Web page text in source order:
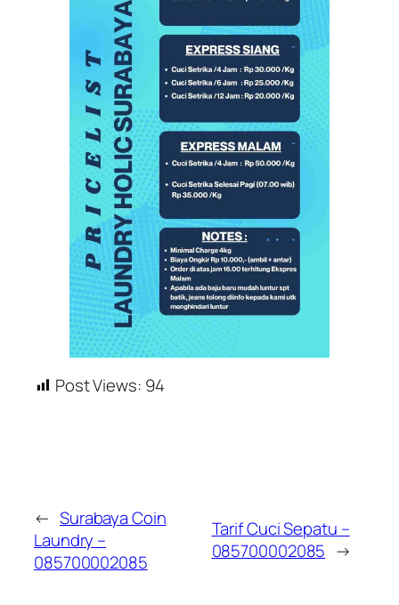
Post Views: 94
← Surabaya Coin
Laundry –
085700002085
Tarif Cuci Sepatu –
085700002085 →